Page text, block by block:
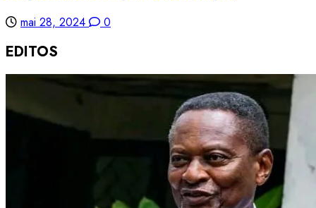
mai 28, 2024 0
EDITOS